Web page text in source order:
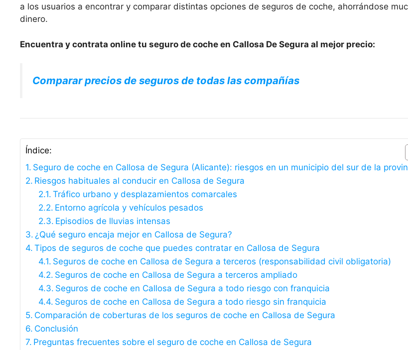
a los usuarios a encontrar y comparar distintas opciones de seguros de coche, ahorrándose
dinero.
Encuentra y contrata online tu seguro de coche en Callosa De Segura al mejor precio:
Comparar precios de seguros de todas las compañías
Índice:
Seguro de coche en Callosa de Segura (Alicante): riesgos en un municipio del sur de la
Riesgos habituales al conducir en Callosa de Segura
Tráfico urbano y desplazamientos comarcales
Entorno agrícola y vehículos pesados
Episodios de lluvias intensas
¿Qué seguro encaja mejor en Callosa de Segura?
Tipos de seguros de coche que puedes contratar en Callosa de Segura
Seguros de coche en Callosa de Segura a terceros (responsabilidad civil obligatoria)
Seguros de coche en Callosa de Segura a terceros ampliado
Seguros de coche en Callosa de Segura a todo riesgo con franquicia
Seguros de coche en Callosa de Segura a todo riesgo sin franquicia
Comparación de coberturas de los seguros de coche en Callosa de Segura
Conclusión
Preguntas frecuentes sobre el seguro de coche en Callosa de Segura